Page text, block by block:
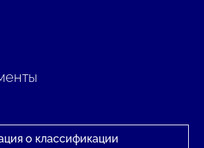
о классификации